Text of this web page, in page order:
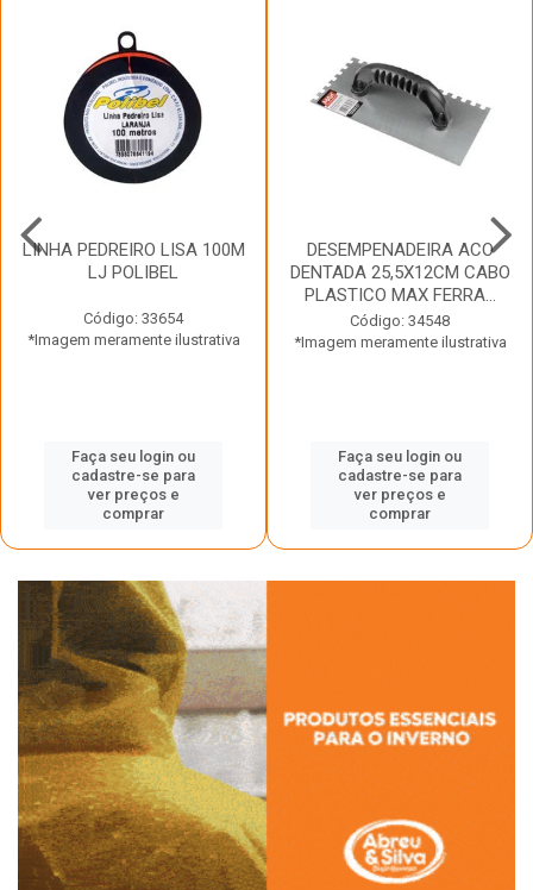
LINHA PEDREIRO LISA 100M
LJ POLIBEL
Código: 33654
*Imagem meramente ilustrativa
Faça seu login ou
cadastre-se para
ver preços e
comprar
DESEMPENADEIRA ACO
DENTADA 25,5X12CM CABO
PLASTICO MAX FERRA...
Código: 34548
*Imagem meramente ilustrativa
Faça seu login ou
cadastre-se para
ver preços e
comprar